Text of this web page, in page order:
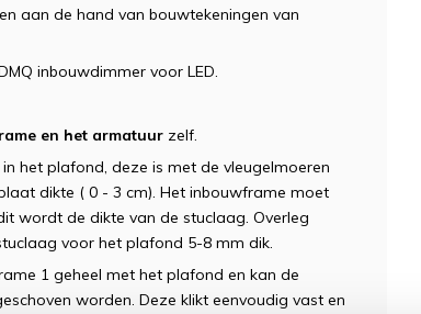
aan de hand van bouwtekeningen van
inbouwdimmer voor LED.
en het armatuur zelf.
het plafond, deze is met de vleugelmoeren
dikte ( 0 - 3 cm). Het inbouwframe moet
wordt de dikte van de stuclaag. Overleg
voor het plafond 5-8 mm dik.
1 geheel met het plafond en kan de
worden. Deze klikt eenvoudig vast en